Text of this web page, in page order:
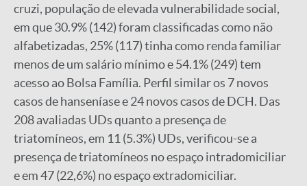
cruzi, população de elevada vulnerabilidade social,
em que 30.9% (142) foram classificadas como não
alfabetizadas, 25% (117) tinha como renda familiar
menos de um salário mínimo e 54.1% (249) tem
acesso ao Bolsa Família. Perfil similar os 7 novos
casos de hanseníase e 24 novos casos de DCH. Das
208 avaliadas UDs quanto a presença de
triatomíneos, em 11 (5.3%) UDs, verificou-se a
presença de triatomíneos no espaço intradomiciliar
e em 47 (22,6%) no espaço extradomiciliar.